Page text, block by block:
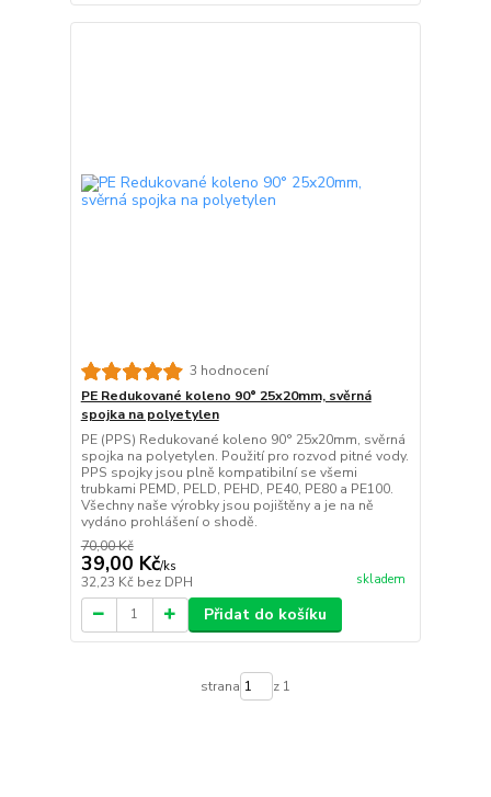
3 hodnocení
PE Redukované koleno 90° 25x20mm, svěrná
spojka na polyetylen
PE (PPS) Redukované koleno 90° 25x20mm, svěrná
spojka na polyetylen. Použití pro rozvod pitné vody.
PPS spojky jsou plně kompatibilní se všemi
trubkami PEMD, PELD, PEHD, PE40, PE80 a PE100.
Všechny naše výrobky jsou pojištěny a je na ně
vydáno prohlášení o shodě.
70,00 Kč
39,00 Kč/ks
32,23 Kč bez DPH skladem
Přidat do košíku
strana z 1